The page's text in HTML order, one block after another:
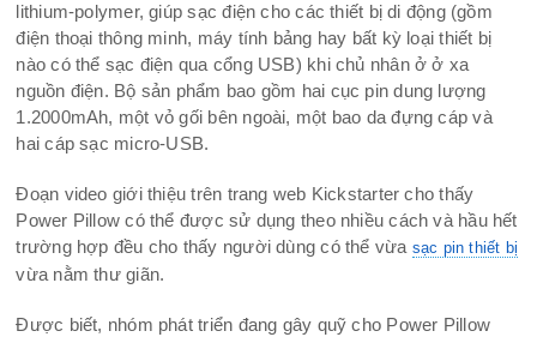
lithium-polymer, giúp sạc điện cho các thiết bị di động (gồm
điện thoại thông minh, máy tính bảng hay bất kỳ loại thiết bị
nào có thể sạc điện qua cổng USB) khi chủ nhân ở ở xa
nguồn điện. Bộ sản phẩm bao gồm hai cục pin dung lượng
1.2000mAh, một vỏ gối bên ngoài, một bao da đựng cáp và
hai cáp sạc micro-USB.
Đoạn video giới thiệu trên trang web Kickstarter cho thấy
Power Pillow có thể được sử dụng theo nhiều cách và hầu hết
trường hợp đều cho thấy người dùng có thể vừa sạc pin thiết bị
vừa nằm thư giãn.
Được biết, nhóm phát triển đang gây quỹ cho Power Pillow